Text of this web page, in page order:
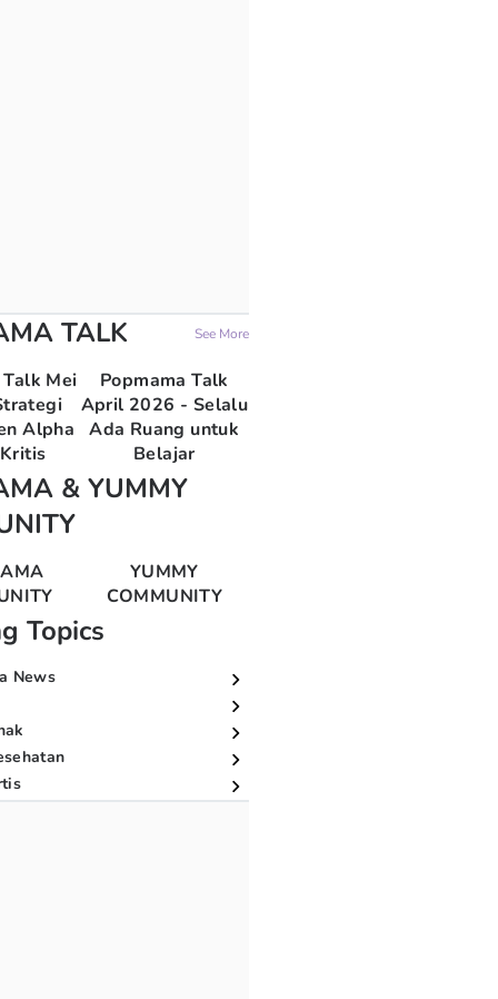
TALK See More
Mei
Alpha
Popmama Talk
April 2026 - Selalu
Ada Ruang untuk
Belajar
& YUMMY
YUMMY
COMMUNITY
Topics
News